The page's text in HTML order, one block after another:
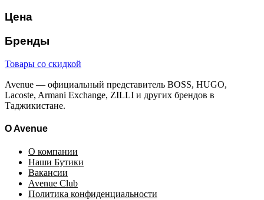
Цена
Бренды
Товары со скидкой
Avenue — официальный представитель BOSS, HUGO,
Lacoste, Armani Exchange, ZILLI и других брендов в
Таджикистане.
O Avenue
О компании
Наши Бутики
Вакансии
Avenue Club
Политика конфиденциальности